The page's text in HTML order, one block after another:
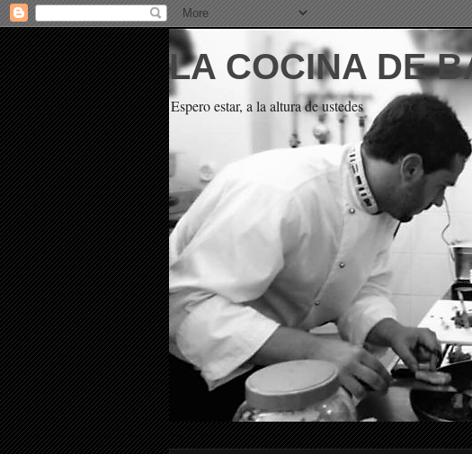
LA COCINA DE
Espero estar, a la altura de ustedes